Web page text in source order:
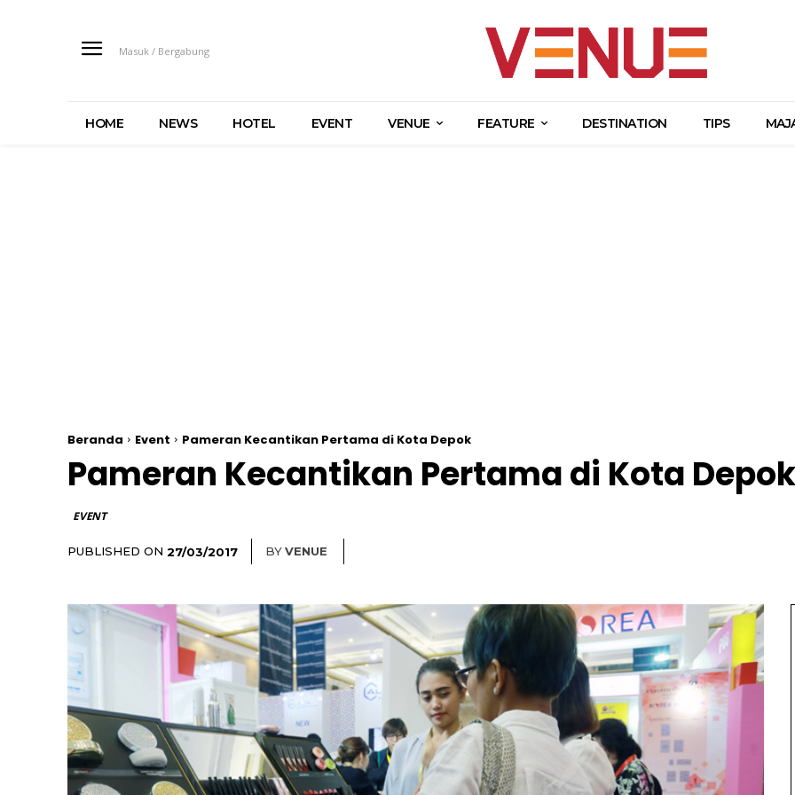
Masuk / Bergabung
HOME NEWS HOTEL EVENT VENUE FEATURE DESTINATION TIPS
Beranda Event Pameran Kecantikan Pertama di Kota Depok
Pameran Kecantikan Pertama di Kota Depok
EVENT
PUBLISHED ON 27/03/2017 BYVENUE